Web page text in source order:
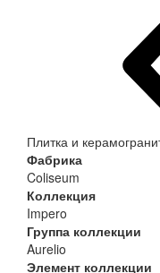
Плитка и
Фабрика
Coliseum
Коллекция
Impero
Группа коллекции
Aurelio
Элемент коллекции